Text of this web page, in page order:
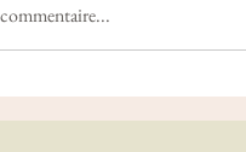
de Février 2023